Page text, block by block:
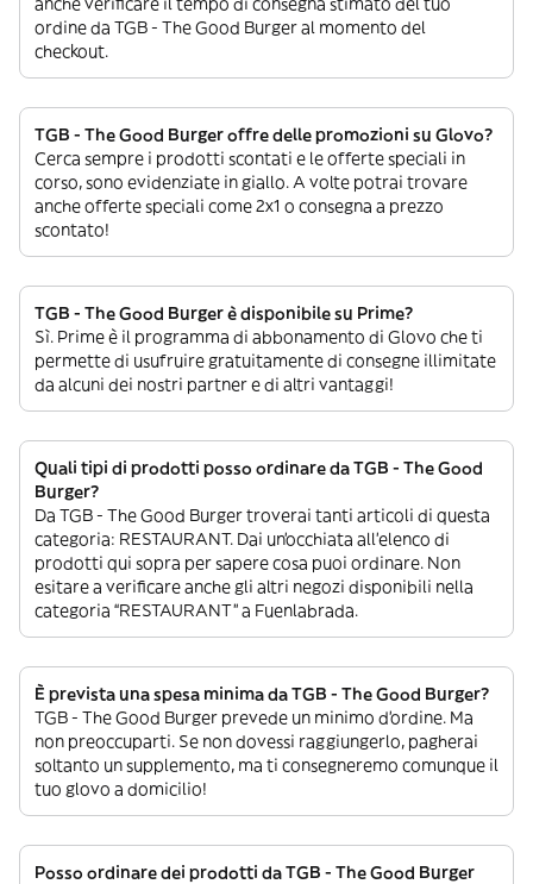
ordine da TGB - The Good Burger al momento del
checkout.
TGB - The Good Burger offre delle promozioni su Glovo?
Cerca sempre i prodotti scontati e le offerte speciali in
corso, sono evidenziate in giallo. A volte potrai trovare
anche offerte speciali come 2x1 o consegna a prezzo
scontato!
TGB - The Good Burger è disponibile su Prime?
Sì. Prime è il programma di abbonamento di Glovo che ti
permette di usufruire gratuitamente di consegne illimitate
da alcuni dei nostri partner e di altri vantaggi!
Quali tipi di prodotti posso ordinare da TGB - The Good
Burger?
Da TGB - The Good Burger troverai tanti articoli di questa
categoria: RESTAURANT. Dai un’occhiata all’elenco di
prodotti qui sopra per sapere cosa puoi ordinare. Non
esitare a verificare anche gli altri negozi disponibili nella
categoria “RESTAURANT” a Fuenlabrada.
È prevista una spesa minima da TGB - The Good Burger?
TGB - The Good Burger prevede un minimo d’ordine. Ma
non preoccuparti. Se non dovessi raggiungerlo, pagherai
soltanto un supplemento, ma ti consegneremo comunque il
tuo glovo a domicilio!
Posso ordinare dei prodotti da TGB - The Good Burger